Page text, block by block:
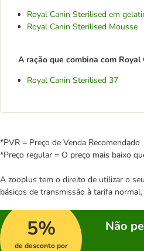
Royal Canin Sterilised em
Royal Canin Sterilised Mousse
A ração que combina com
Royal Canin Sterilised 37
*PVR = Preço de Venda
*Preço regular = O preço mais baixo
A zooplus tem o direito de utilizar o
básicos de transmissão à tarifa
5%
de desconto por
Não